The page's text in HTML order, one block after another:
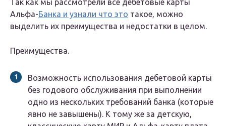
Так как мы рассмотрели все дебетовые карты
Альфа-Банка и узнали что это такое, можно
выделить их преимущества и недостатки в целом.
Преимущества.
Возможность использования дебетовой карты
без годового обслуживания при выполнении
одно из нескольких требований банка (которые
явно не завышены). К тому же за детскую,